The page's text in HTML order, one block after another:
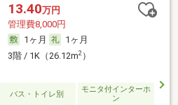
13.40万円
管理費8,000円
1ヶ月
1ヶ月
3階 / 1K（26.12m2）
バス・トイレ別
モニタ付インターホ
ン